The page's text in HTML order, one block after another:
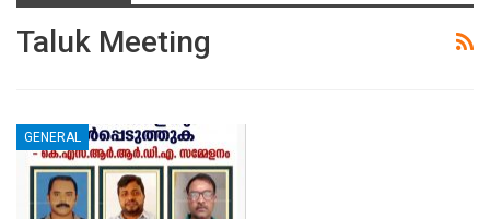
Taluk Meeting
GENERAL